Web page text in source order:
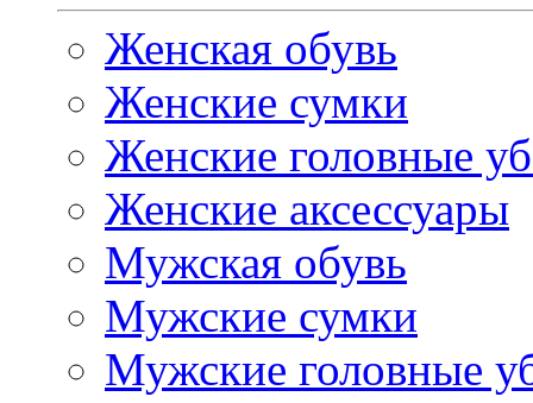
Женская обувь
Женские сумки
Женские головные
Женские аксессуары
Мужская обувь
Мужские сумки
Мужские головные